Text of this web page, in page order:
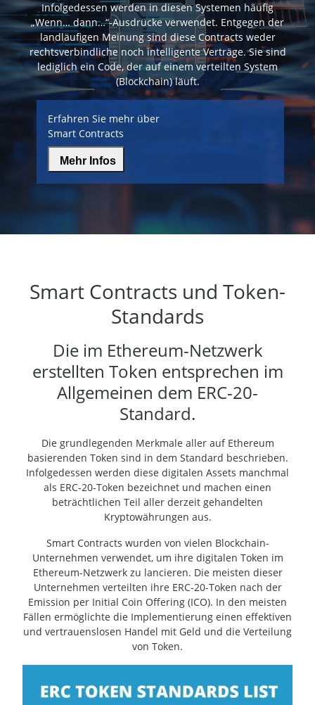
Infolgedessen werden in diesen Systemen häufig
„Wenn… dann…“-Ausdrücke verwendet. Entgegen der
landläufigen Meinung sind diese Contracts weder
rechtsverbindliche noch intelligente Verträge. Sie sind
lediglich ein Code, der auf einem verteilten System
(Blockchain) läuft.
Erfahren Sie mehr über
Smart Contracts
Mehr Infos
Smart Contracts und Token-
Standards
Die im Ethereum-Netzwerk
erstellten Token entsprechen im
Allgemeinen dem ERC-20-
Standard.
Die grundlegenden Merkmale aller auf Ethereum
basierenden Token sind in dem Standard beschrieben.
Infolgedessen werden diese digitalen Assets manchmal
als ERC-20-Token bezeichnet und machen einen
beträchtlichen Teil aller derzeit gehandelten
Kryptowährungen aus.
Smart Contracts wurden von vielen Blockchain-
Unternehmen verwendet, um ihre digitalen Token im
Ethereum-Netzwerk zu lancieren. Die meisten dieser
Unternehmen verteilten ihre ERC-20-Token nach der
Emission per Initial Coin Offering (ICO). In den meisten
Fällen ermöglichte die Implementierung einen effektiven
und vertrauenslosen Handel mit Geld und die Verteilung
von Token.